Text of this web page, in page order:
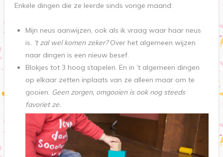
Enkele dingen die ze leerde sinds vorige maand:
Mijn neus aanwijzen, ook als ik vraag waar haar neus
is. ’t zal wel komen zeker?Over het algemeen wijzen
naar dingen is een nieuw besef.
Blokjes tot 3 hoog stapelen. En in ’t algemeen dingen
op elkaar zetten inplaats van ze alleen maar om te
gooien. Geen zorgen, omgooien is ook nog steeds
favoriet ze.